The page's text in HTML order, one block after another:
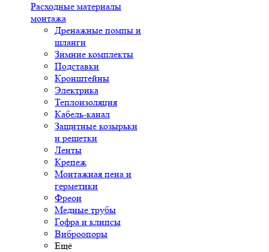
Расходные материалы
монтажа
Дренажные помпы и
шланги
Зимние комплекты
Подставки
Кронштейны
Электрика
Теплоизоляция
Кабель-канал
Защитные козырьки
и решетки
Ленты
Крепеж
Монтажная пена и
герметики
Фреон
Медные трубы
Гофра и клипсы
Виброопоры
Ещё